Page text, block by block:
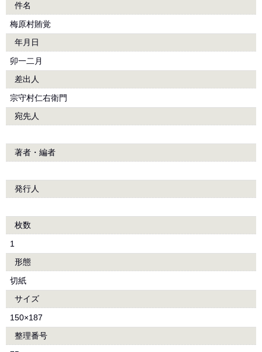
件名
梅原村賄覚
年月日
卯一二月
差出人
宗守村仁右衛門
宛先人
著者・編者
発行人
枚数
1
形態
切紙
サイズ
150×187
整理番号